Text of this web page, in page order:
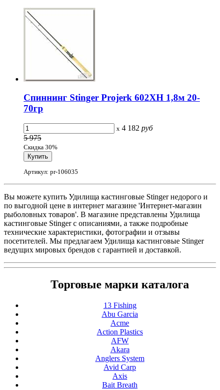
Спиннинг Stinger Projerk 602XH 1,8м 20-
70гр
x 4 182 руб
5 975
Скидка 30%
Артикул: pr-106035
Вы можете купить Удилища кастинговые Stinger недорого и
по выгодной цене в интернет магазине 'Интернет-магазин
рыболовных товаров'. В магазине представлены Удилища
кастинговые Stinger с описаниями, а также подробные
технические характеристики, фотографии и отзывы
посетителей. Мы предлагаем Удилища кастинговые Stinger
ведущих мировых брендов с гарантией и доставкой.
Торговые марки каталога
13 Fishing
Abu Garcia
Acme
Action Plastics
AFW
Akara
Anglers System
Avid Carp
Axis
Bait Breath